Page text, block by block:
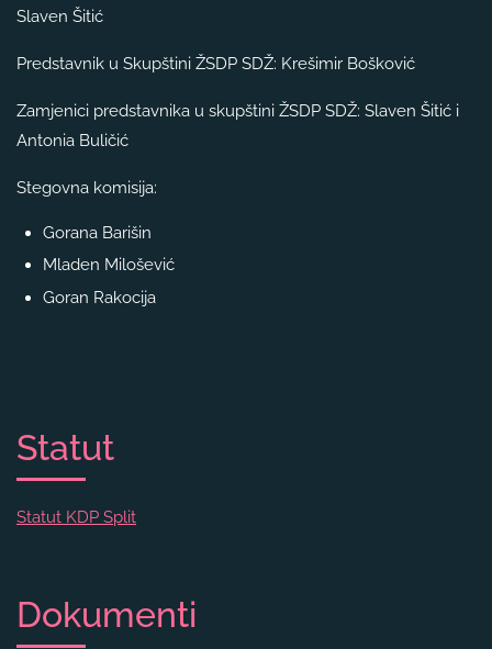
Slaven Šitić
Predstavnik u Skupštini ŽSDP SDŽ: Krešimir Bošković
Zamjenici predstavnika u skupštini ŽSDP SDŽ: Slaven Šitić i
Antonia Buličić
Stegovna komisija:
Gorana Barišin
Mladen Milošević
Goran Rakocija
Statut
Statut KDP Split
Dokumenti